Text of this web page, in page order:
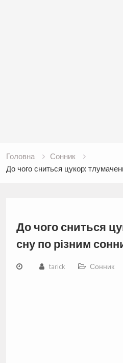
Головна
Сонник
До чого сниться цукор:
До чого сниться
сну по різним
tarick Сонник